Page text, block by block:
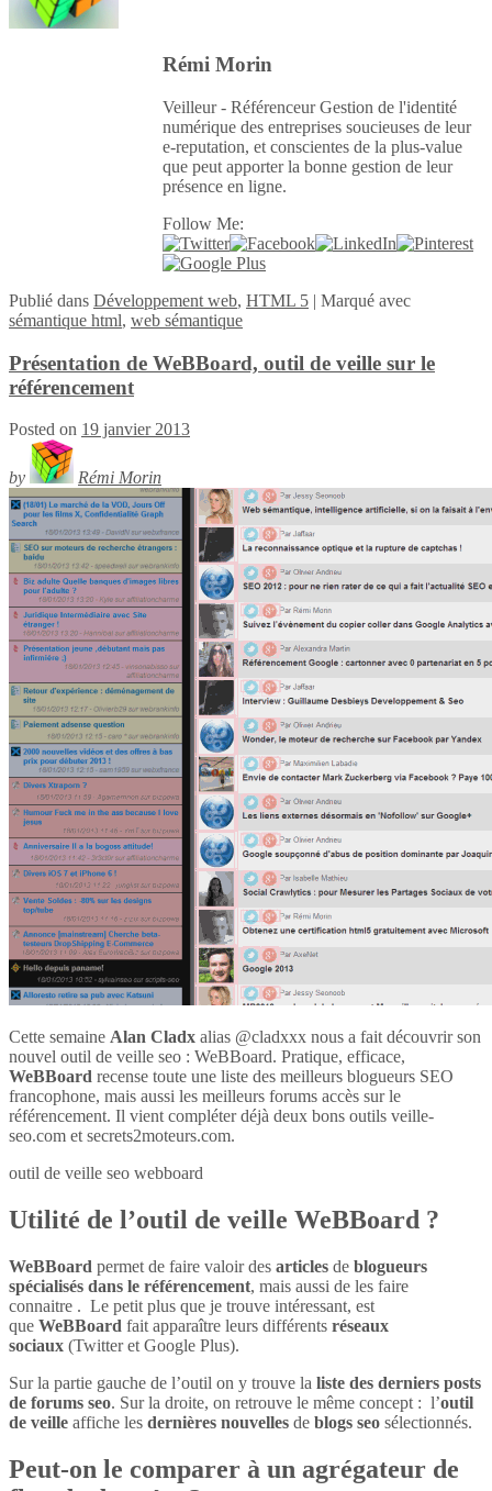
Rémi Morin
Veilleur - Référenceur Gestion de l'identité
numérique des entreprises soucieuses de leur
e-reputation, et conscientes de la plus-value
que peut apporter la bonne gestion de leur
présence en ligne.
Follow Me:
Publié dans Développement web, HTML 5 | Marqué avec
sémantique html, web sémantique
Présentation de WeBBoard, outil de veille sur le
référencement
Posted on 19 janvier 2013
by Rémi Morin
Cette semaine Alan Cladx alias @cladxxx nous a fait découvrir son
nouvel outil de veille seo : WeBBoard. Pratique, efficace,
WeBBoard recense toute une liste des meilleurs blogueurs SEO
francophone, mais aussi les meilleurs forums accès sur le
référencement. Il vient compléter déjà deux bons outils veille-
seo.com et secrets2moteurs.com.
outil de veille seo webboard
Utilité de l’outil de veille WeBBoard ?
WeBBoard permet de faire valoir des articles de blogueurs
spécialisés dans le référencement, mais aussi de les faire
connaitre . Le petit plus que je trouve intéressant, est
que WeBBoard fait apparaître leurs différents réseaux
sociaux (Twitter et Google Plus).
Sur la partie gauche de l’outil on y trouve la liste des derniers posts
de forums seo. Sur la droite, on retrouve le même concept : l’outil
de veille affiche les dernières nouvelles de blogs seo sélectionnés.
Peut-on le comparer à un agrégateur de